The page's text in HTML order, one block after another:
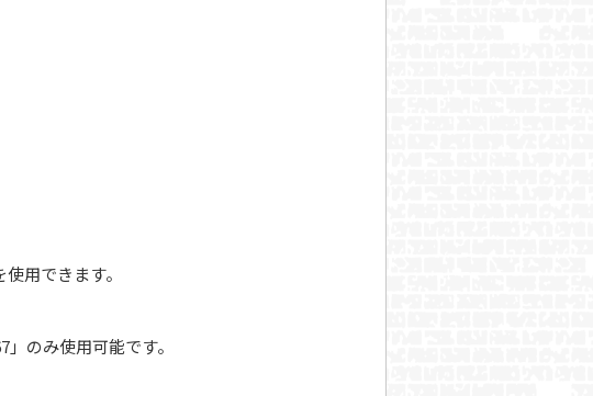
用できます。
のみ使用可能です。